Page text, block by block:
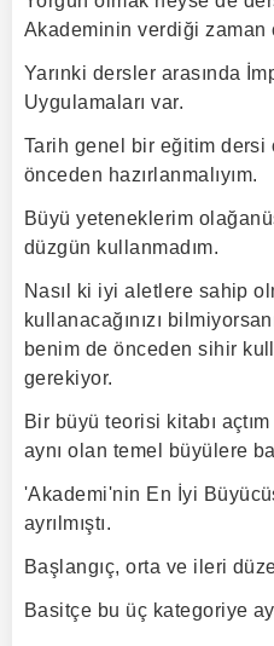
Akademinin verdiği zaman
Yarınki dersler arasında
Uygulamaları var.
Tarih genel bir eğitim
önceden hazırlanmalıyım.
Büyü yeteneklerim
düzgün kullanmadım.
Nasıl ki iyi aletlere sahip
kullanacağınızı
benim de önceden sihir
gerekiyor.
Bir büyü teorisi kitabı
aynı olan temel büyülere
'Akademi'nin En İyi
ayrılmıştı.
Başlangıç, orta ve ileri
Basitçe bu üç kategoriye